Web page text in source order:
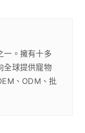
一。擁有十多
全球提供寵物
、ODM、批